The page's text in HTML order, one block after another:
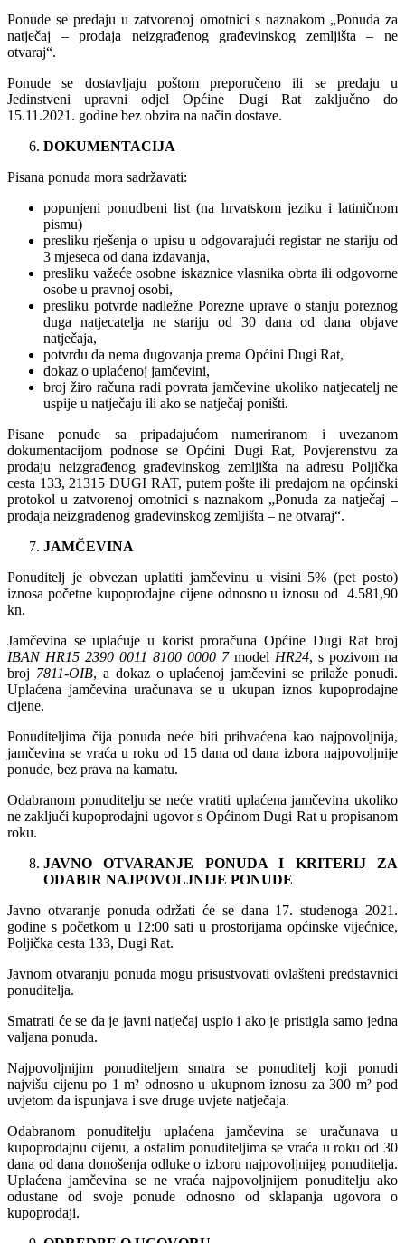
Ponude se predaju u zatvorenoj omotnici s naznakom „Ponuda za
natječaj – prodaja neizgrađenog građevinskog zemljišta – ne
otvaraj“.
Ponude se dostavljaju poštom preporučeno ili se predaju u
Jedinstveni upravni odjel Općine Dugi Rat zaključno do
15.11.2021. godine bez obzira na način dostave.
DOKUMENTACIJA
Pisana ponuda mora sadržavati:
popunjeni ponudbeni list (na hrvatskom jeziku i latiničnom
pismu)
presliku rješenja o upisu u odgovarajući registar ne stariju od
3 mjeseca od dana izdavanja,
presliku važeće osobne iskaznice vlasnika obrta ili odgovorne
osobe u pravnoj osobi,
presliku potvrde nadležne Porezne uprave o stanju poreznog
duga natjecatelja ne stariju od 30 dana od dana objave
natječaja,
potvrdu da nema dugovanja prema Općini Dugi Rat,
dokaz o uplaćenoj jamčevini,
broj žiro računa radi povrata jamčevine ukoliko natjecatelj ne
uspije u natječaju ili ako se natječaj poništi.
Pisane ponude sa pripadajućom numeriranom i uvezanom
dokumentacijom podnose se Općini Dugi Rat, Povjerenstvu za
prodaju neizgrađenog građevinskog zemljišta na adresu Poljička
cesta 133, 21315 DUGI RAT, putem pošte ili predajom na općinski
protokol u zatvorenoj omotnici s naznakom „Ponuda za natječaj –
prodaja neizgrađenog građevinskog zemljišta – ne otvaraj“.
JAMČEVINA
Ponuditelj je obvezan uplatiti jamčevinu u visini 5% (pet posto)
iznosa početne kupoprodajne cijene odnosno u iznosu od 4.581,90
kn.
Jamčevina se uplaćuje u korist proračuna Općine Dugi Rat broj
IBAN HR15 2390 0011 8100 0000 7model HR24, s pozivom na
broj 7811-OIB, a dokaz o uplaćenoj jamčevini se prilaže ponudi.
Uplaćena jamčevina uračunava se u ukupan iznos kupoprodajne
cijene.
Ponuditeljima čija ponuda neće biti prihvaćena kao najpovoljnija,
jamčevina se vraća u roku od 15 dana od dana izbora najpovoljnije
ponude, bez prava na kamatu.
Odabranom ponuditelju se neće vratiti uplaćena jamčevina ukoliko
ne zaključi kupoprodajni ugovor s Općinom Dugi Rat u propisanom
roku.
JAVNO OTVARANJE PONUDA I KRITERIJ ZA
ODABIR NAJPOVOLJNIJE PONUDE
Javno otvaranje ponuda održati će se dana 17. studenoga 2021.
godine s početkom u 12:00 sati u prostorijama općinske vijećnice,
Poljička cesta 133, Dugi Rat.
Javnom otvaranju ponuda mogu prisustvovati ovlašteni predstavnici
ponuditelja.
Smatrati će se da je javni natječaj uspio i ako je pristigla samo jedna
valjana ponuda.
Najpovoljnijim ponuditeljem smatra se ponuditelj koji ponudi
najvišu cijenu po 1 m² odnosno u ukupnom iznosu za 300 m² pod
uvjetom da ispunjava i sve druge uvjete natječaja.
Odabranom ponuditelju uplaćena jamčevina se uračunava u
kupoprodajnu cijenu, a ostalim ponuditeljima se vraća u roku od 30
dana od dana donošenja odluke o izboru najpovoljnijeg ponuditelja.
Uplaćena jamčevina se ne vraća najpovoljnijem ponuditelju ako
odustane od svoje ponude odnosno od sklapanja ugovora o
kupoprodaji.